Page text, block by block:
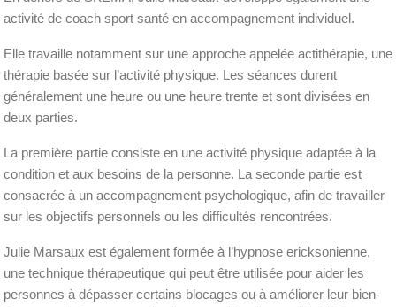
activité de coach sport santé en accompagnement individuel.
Elle travaille notamment sur une approche appelée actithérapie, une
thérapie basée sur l’activité physique. Les séances durent
généralement une heure ou une heure trente et sont divisées en
deux parties.
La première partie consiste en une activité physique adaptée à la
condition et aux besoins de la personne. La seconde partie est
consacrée à un accompagnement psychologique, afin de travailler
sur les objectifs personnels ou les difficultés rencontrées.
Julie Marsaux est également formée à l’hypnose ericksonienne,
une technique thérapeutique qui peut être utilisée pour aider les
personnes à dépasser certains blocages ou à améliorer leur bien-